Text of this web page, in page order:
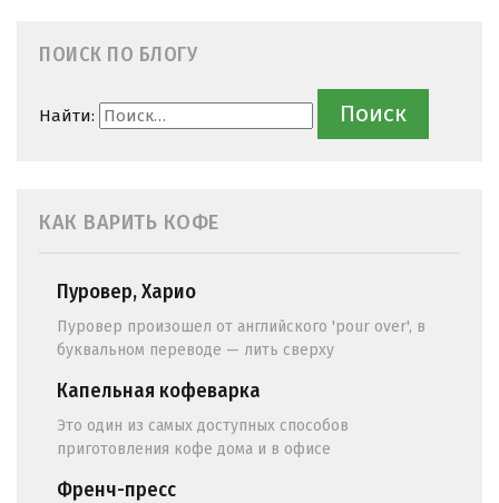
ПОИСК ПО БЛОГУ
Найти:
КАК ВАРИТЬ КОФЕ
Пуровер, Харио
Пуровер произошел от английского 'pour over', в
буквальном переводе — лить сверху
Капельная кофеварка
Это один из самых доступных способов
приготовления кофе дома и в офисе
Френч-пресс